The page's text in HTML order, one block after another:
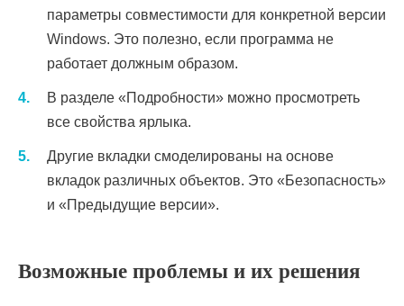
параметры совместимости для конкретной версии
Windows. Это полезно, если программа не
работает должным образом.
В разделе «Подробности» можно просмотреть
все свойства ярлыка.
Другие вкладки смоделированы на основе
вкладок различных объектов. Это «Безопасность»
и «Предыдущие версии».
Возможные проблемы и их решения